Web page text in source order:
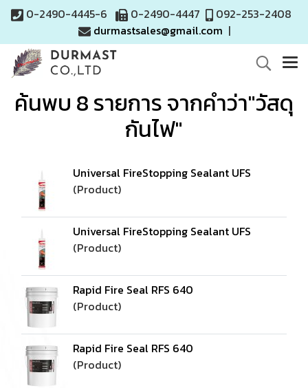
0-2490-4445-6 0-2490-4447
092-253-2408
durmastsales@gmail.com |
ค้นพบ 8 รายการ จากคำว่า"วัสดุ
กันไฟ"
Universal FireStopping Sealant UFS
(Product)
Universal FireStopping Sealant UFS
(Product)
Rapid Fire Seal RFS 640
(Product)
Rapid Fire Seal RFS 640
(Product)